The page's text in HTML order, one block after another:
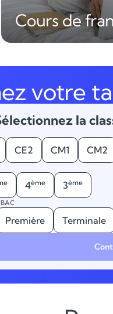
Cours de
votre
la
CE2 CM1 CM2
4ème 3ème
Première Terminale